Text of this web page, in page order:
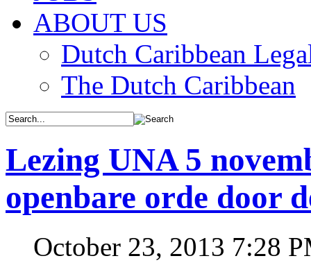
ABOUT US
Dutch Caribbean
The Dutch Caribbean
Lezing UNA 5
openbare orde door
October 23, 2013 7:28